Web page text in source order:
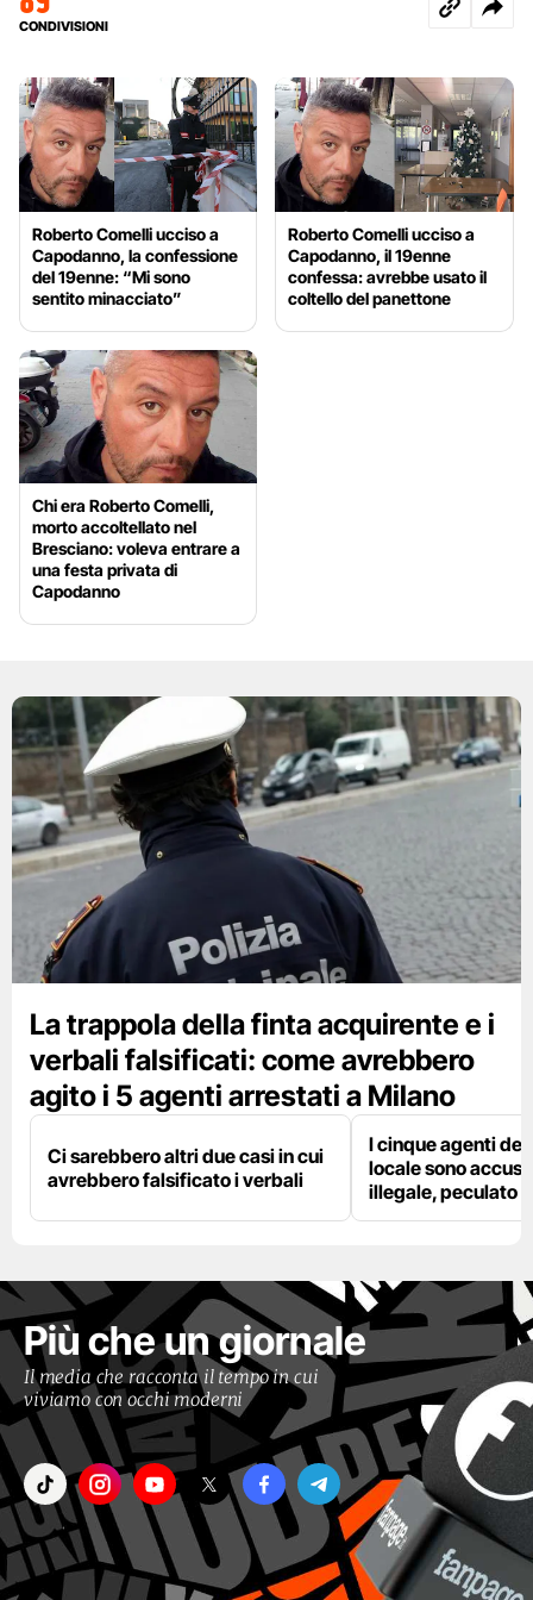
CONDIVISIONI
Roberto Comelli ucciso a
Capodanno, la confessione
del 19enne: “Mi sono
sentito minacciato”
Roberto Comelli ucciso a
Capodanno, il 19enne
confessa: avrebbe usato il
coltello del panettone
Chi era Roberto Comelli,
morto accoltellato nel
Bresciano: voleva entrare a
una festa privata di
Capodanno
La trappola della finta acquirente e i
verbali falsificati: come avrebbero
agito i 5 agenti arrestati a Milano
Ci sarebbero altri due casi in cui
avrebbero falsificato i verbali
I cinque agenti
locale sono
illegale, peculato
Più che un giornale
Il media che racconta il tempo in cui
viviamo con occhi moderni